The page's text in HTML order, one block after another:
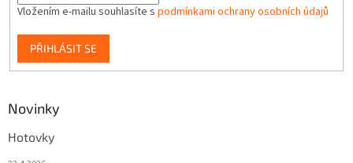
Vložením e-mailu souhlasíte s podmínkami ochrany osobních údajů
PŘIHLÁSIT SE
Novinky
Hotovky